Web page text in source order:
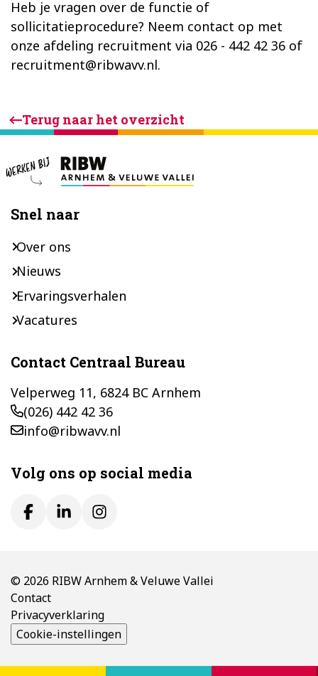
Heb je vragen over de functie of
sollicitatieprocedure? Neem contact op met
onze afdeling recruitment via 026 - 442 42 36 of
recruitment@ribwavv.nl.
Terug naar het overzicht
Snel naar
Over ons
Nieuws
Ervaringsverhalen
Vacatures
Contact Centraal Bureau
Velperweg 11, 6824 BC Arnhem
(026) 442 42 36
info@ribwavv.nl
Volg ons op social media
© 2026 RIBW Arnhem & Veluwe Vallei
Contact
Privacyverklaring
Cookie-instellingen